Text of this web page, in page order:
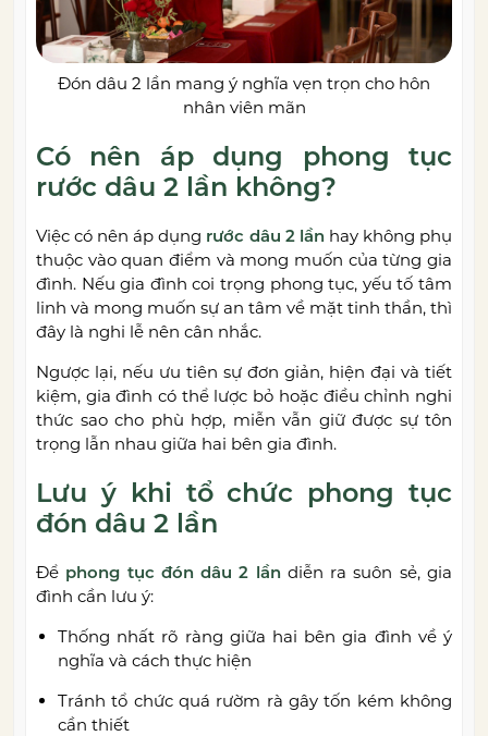
Đón dâu 2 lần mang ý nghĩa vẹn trọn cho hôn
nhân viên mãn
Có nên áp dụng phong tục
rước dâu 2 lần không?
Việc có nên áp dụng rước dâu 2 lần hay không phụ
thuộc vào quan điểm và mong muốn của từng gia
đình. Nếu gia đình coi trọng phong tục, yếu tố tâm
linh và mong muốn sự an tâm về mặt tinh thần, thì
đây là nghi lễ nên cân nhắc.
Ngược lại, nếu ưu tiên sự đơn giản, hiện đại và tiết
kiệm, gia đình có thể lược bỏ hoặc điều chỉnh nghi
thức sao cho phù hợp, miễn vẫn giữ được sự tôn
trọng lẫn nhau giữa hai bên gia đình.
Lưu ý khi tổ chức phong tục
đón dâu 2 lần
Để phong tục đón dâu 2 lần diễn ra suôn sẻ, gia
đình cần lưu ý:
Thống nhất rõ ràng giữa hai bên gia đình về ý
nghĩa và cách thực hiện
Tránh tổ chức quá rườm rà gây tốn kém không
cần thiết